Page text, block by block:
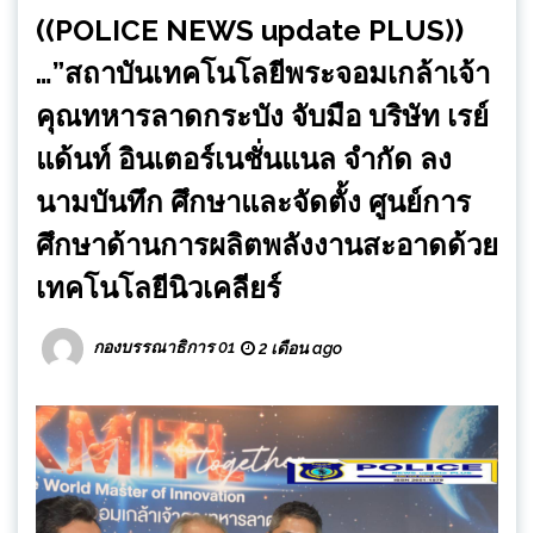
((POLICE NEWS update PLUS))
…”สถาบันเทคโนโลยีพระจอมเกล้าเจ้า
คุณทหารลาดกระบัง จับมือ บริษัท เรย์
แด้นท์ อินเตอร์เนชั่นแนล จำกัด ลง
นามบันทึก ศึกษาและจัดตั้ง ศูนย์การ
ศึกษาด้านการผลิตพลังงานสะอาดด้วย
เทคโนโลยีนิวเคลียร์
กองบรรณาธิการ 01 2 เดือน ago